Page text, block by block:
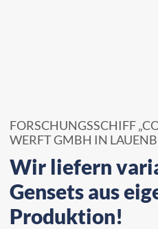
FORSCHUNGSSCHIFF
WERFT GMBH IN
Wir liefern
Gensets aus
Produktion!